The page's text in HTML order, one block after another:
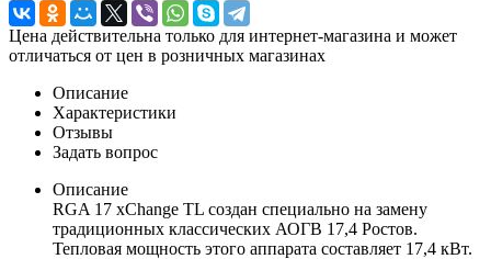
Цена действительна только для интернет-магазина и может
отличаться от цен в розничных магазинах
Описание
Характеристики
Отзывы
Задать вопрос
Описание
RGA 17 xChange TL создан специально на замену
традиционных классических АОГВ 17,4 Ростов.
Тепловая мощность этого аппарата составляет 17,4 кВт.